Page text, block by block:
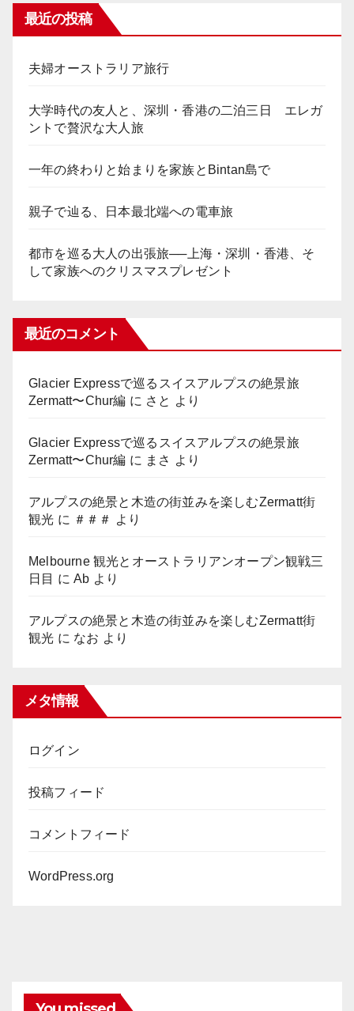
最近の投稿
夫婦オーストラリア旅行
大学時代の友人と、深圳・香港の二泊三日 エレガ
ントで贅沢な大人旅
一年の終わりと始まりを家族とBintan島で
親子で辿る、日本最北端への電車旅
都市を巡る大人の出張旅──上海・深圳・香港、そ
して家族へのクリスマスプレゼント
最近のコメント
Glacier Expressで巡るスイスアルプスの絶景旅
Zermatt〜Chur編 に さと より
Glacier Expressで巡るスイスアルプスの絶景旅
Zermatt〜Chur編 に まさ より
アルプスの絶景と木造の街並みを楽しむZermatt街
観光 に ＃＃＃ より
Melbourne 観光とオーストラリアンオープン観戦三
日目 にAb より
アルプスの絶景と木造の街並みを楽しむZermatt街
観光 に なお より
メタ情報
ログイン
投稿フィード
コメントフィード
WordPress.org